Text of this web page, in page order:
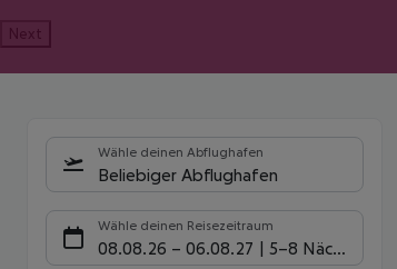
Next
Wähle deinen Abflughafen
Beliebiger Abflughafen
Wähle deinen Reisezeitraum
08.08.26 – 06.08.27 5-8 Nächte